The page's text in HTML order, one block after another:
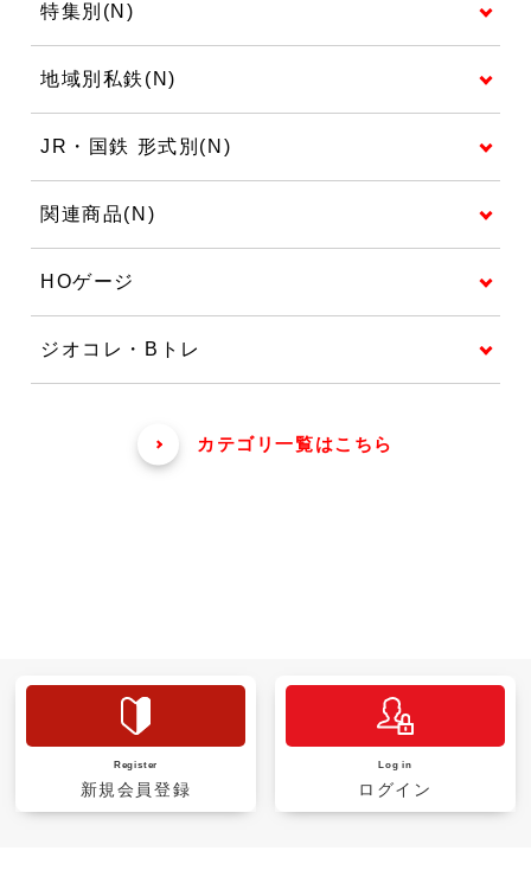
特集別(N)
地域別私鉄(N)
JR・国鉄 形式別(N)
関連商品(N)
HOゲージ
ジオコレ・Bトレ
カテゴリ一覧はこちら
Register
新規会員登録
Log in
ログイン